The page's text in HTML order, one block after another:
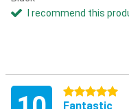
I recommend this
5 stars
Fantastic